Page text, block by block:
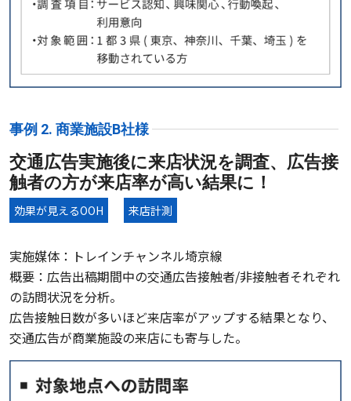
事例 2. 商業施設B社様
交通広告実施後に来店状況を調査、広告接
触者の方が来店率が高い結果に！
効果が見えるOOH 来店計測
実施媒体：トレインチャンネル埼京線
概要：広告出稿期間中の交通広告接触者/非接触者それぞれ
の訪問状況を分析。
広告接触日数が多いほど来店率がアップする結果となり、
交通広告が商業施設の来店にも寄与した。